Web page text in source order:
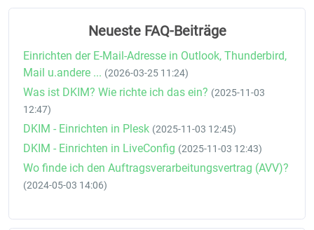
Neueste FAQ-Beiträge
Einrichten der E-Mail-Adresse in Outlook, Thunderbird,
Mail u.andere ... (2026-03-25 11:24)
Was ist DKIM? Wie richte ich das ein? (2025-11-03
12:47)
DKIM - Einrichten in Plesk (2025-11-03 12:45)
DKIM - Einrichten in LiveConfig (2025-11-03 12:43)
Wo finde ich den Auftragsverarbeitungsvertrag (AVV)?
(2024-05-03 14:06)